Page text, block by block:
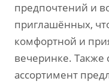
предпочтений и
приглашённых,
комфортной и
вечеринке. Также
ассортимент